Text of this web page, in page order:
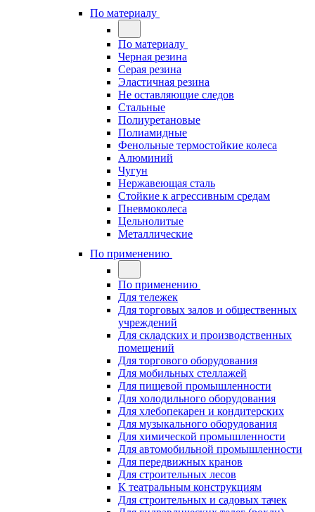
По материалу
По материалу
Черная резина
Серая резина
Эластичная резина
Не оставляющие следов
Стальные
Полиуретановые
Полиамидные
Фенольные термостойкие колеса
Алюминий
Чугун
Нержавеющая сталь
Стойкие к агрессивным средам
Пневмоколеса
Цельнолитые
Металлические
По применению
По применению
Для тележек
Для торговых залов и общественных
учреждений
Для складских и производственных
помещений
Для торгового оборудования
Для мобильных стеллажей
Для пищевой промышленности
Для холодильного оборудования
Для хлебопекарен и кондитерских
Для музыкального оборудования
Для химической промышленности
Для автомобильной промышленности
Для передвижных кранов
Для строительных лесов
К театральным конструкциям
Для строительных и садовых тачек